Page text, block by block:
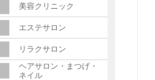
美容クリニック
エステサロン
リラクサロン
ヘアサロン・まつげ・
ネイル